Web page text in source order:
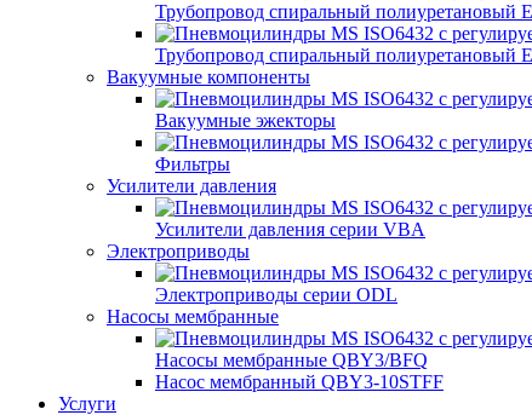
Трубопровод спиральный полиуретановый
Трубопровод спиральный полиуретановый
Вакуумные компоненты
Вакуумные эжекторы
Фильтры
Усилители давления
Усилители давления серии VBA
Электроприводы
Электроприводы серии ODL
Насосы мембранные
Насосы мембранные QBY3/BFQ
Насос мембранный QBY3-10STFF
Услуги